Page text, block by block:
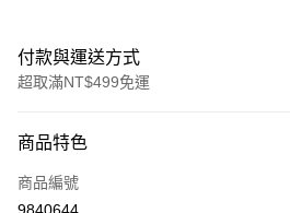
付款與運送方式
超取滿NT$499免運
信用卡一次付款
超商取貨付款
商品特色
商品編號